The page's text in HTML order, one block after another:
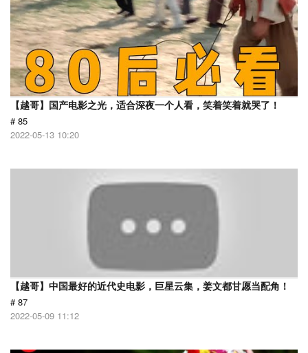
【越哥】国产电影之光，适合深夜一个人看，笑着笑着就哭了！
# 85
2022-05-13 10:20
【越哥】中国最好的近代史电影，巨星云集，姜文都甘愿当配角！
# 87
2022-05-09 11:12